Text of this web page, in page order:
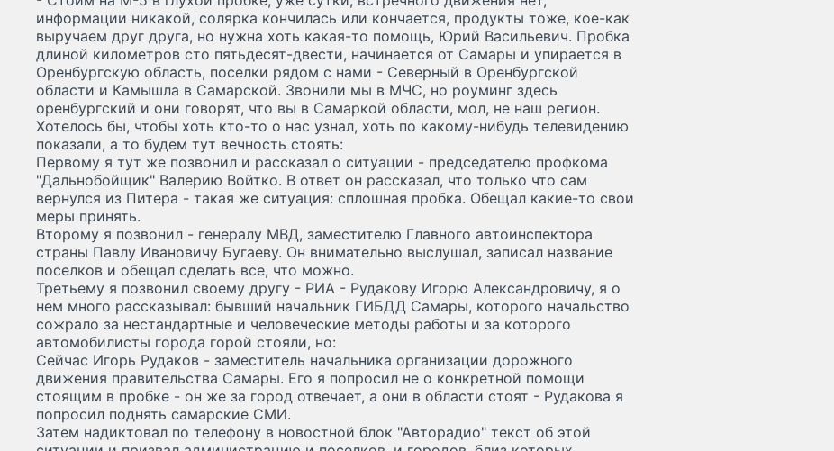
информации никакой, солярка кончилась или кончается, продукты тоже, кое-как
выручаем друг друга, но нужна хоть какая-то помощь, Юрий Васильевич. Пробка
длиной километров сто пятьдесят-двести, начинается от Самары и упирается в
Оренбургскую область, поселки рядом с нами - Северный в Оренбургской
области и Камышла в Самарской. Звонили мы в МЧС, но роуминг здесь
оренбургский и они говорят, что вы в Самаркой области, мол, не наш регион.
Хотелось бы, чтобы хоть кто-то о нас узнал, хоть по какому-нибудь телевидению
показали, а то будем тут вечность стоять:
Первому я тут же позвонил и рассказал о ситуации - председателю профкома
"Дальнобойщик" Валерию Войтко. В ответ он рассказал, что только что сам
вернулся из Питера - такая же ситуация: сплошная пробка. Обещал какие-то свои
меры принять.
Второму я позвонил - генералу МВД, заместителю Главного автоинспектора
страны Павлу Ивановичу Бугаеву. Он внимательно выслушал, записал название
поселков и обещал сделать все, что можно.
Третьему я позвонил своему другу - РИА - Рудакову Игорю Александровичу, я о
нем много рассказывал: бывший начальник ГИБДД Самары, которого начальство
сожрало за нестандартные и человеческие методы работы и за которого
автомобилисты города горой стояли, но:
Сейчас Игорь Рудаков - заместитель начальника организации дорожного
движения правительства Самары. Его я попросил не о конкретной помощи
стоящим в пробке - он же за город отвечает, а они в области стоят - Рудакова я
попросил поднять самарские СМИ.
Затем надиктовал по телефону в новостной блок "Авторадио" текст об этой